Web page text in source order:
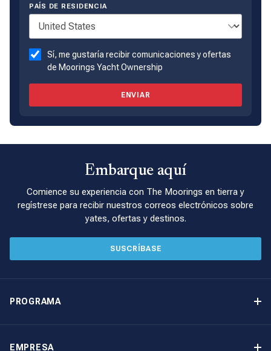
PAÍS DE RESIDENCIA
Sí, me gustaría recibir comunicaciones y ofertas
de Moorings Yacht Ownership
ENVIAR
Embarque aquí
Comience su experiencia con The Moorings en tierra y
regístrese para recibir nuestros correos electrónicos sobre
yates, ofertas y destinos.
SUSCRÍBASE
PROGRAMA
EMPRESA